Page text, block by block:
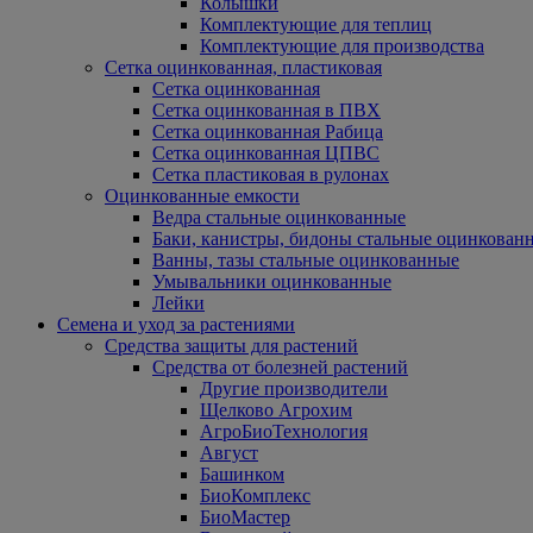
Комплектующие для теплиц
Комплектующие для производства
Сетка оцинкованная, пластиковая
Сетка оцинкованная
Сетка оцинкованная в ПВХ
Сетка оцинкованная Рабица
Сетка оцинкованная ЦПВС
Сетка пластиковая в рулонах
Оцинкованные емкости
Ведра стальные оцинкованные
Баки, канистры, бидоны стальные
Ванны, тазы стальные оцинкованные
Умывальники оцинкованные
Лейки
Семена и уход за растениями
Средства защиты для растений
Средства от болезней растений
Другие производители
Щелково Агрохим
АгроБиоТехнология
Август
Башинком
БиоКомплекс
БиоМастер